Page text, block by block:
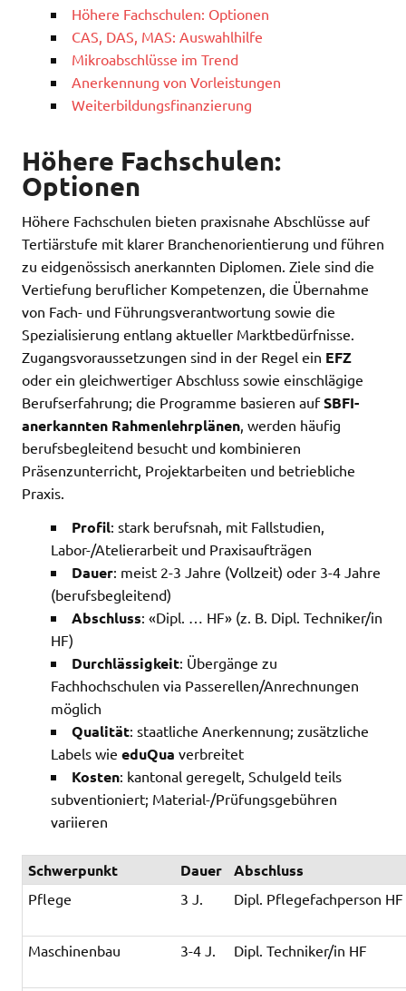
Höhere Fachschulen: Optionen
CAS, DAS, MAS: Auswahlhilfe
Mikroabschlüsse im Trend
Anerkennung von Vorleistungen
Weiterbildungsfinanzierung
Höhere Fachschulen:
Optionen
Höhere Fachschulen bieten praxisnahe Abschlüsse auf
Tertiärstufe mit klarer Branchenorientierung und führen
zu eidgenössisch anerkannten Diplomen. Ziele sind die
Vertiefung beruflicher Kompetenzen, die Übernahme
von Fach- und Führungsverantwortung sowie die
Spezialisierung entlang aktueller Marktbedürfnisse.
Zugangsvoraussetzungen sind in der Regel ein EFZ
oder ein gleichwertiger Abschluss sowie einschlägige
Berufserfahrung; die Programme basieren aufSBFI-
anerkannten Rahmenlehrplänen , werden häufig
berufsbegleitend besucht und kombinieren
Präsenzunterricht, Projektarbeiten und betriebliche
Praxis.
Profil: stark berufsnah, mit Fallstudien,
Labor-/Atelierarbeit und Praxisaufträgen
Dauer: meist 2-3 Jahre (Vollzeit) oder 3-4 Jahre
(berufsbegleitend)
Abschluss: «Dipl. … HF» (z. B. Dipl. Techniker/in
HF)
Durchlässigkeit: Übergänge zu
Fachhochschulen via Passerellen/Anrechnungen
möglich
Qualität: staatliche Anerkennung; zusätzliche
Labels wie eduQua verbreitet
Kosten: kantonal geregelt, Schulgeld teils
subventioniert; Material-/Prüfungsgebühren
variieren
Schwerpunkt Dauer Abschluss
Pflege 3 J. Dipl. Pflegefachperson HF
Maschinenbau 3-4 J. Dipl. Techniker/in HF